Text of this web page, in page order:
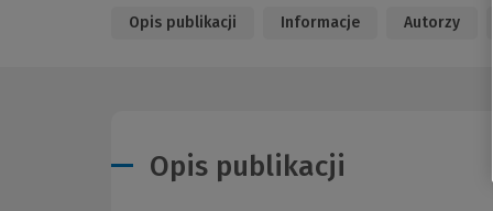
Opis publikacji Informacje Autorzy
Opis publikacji